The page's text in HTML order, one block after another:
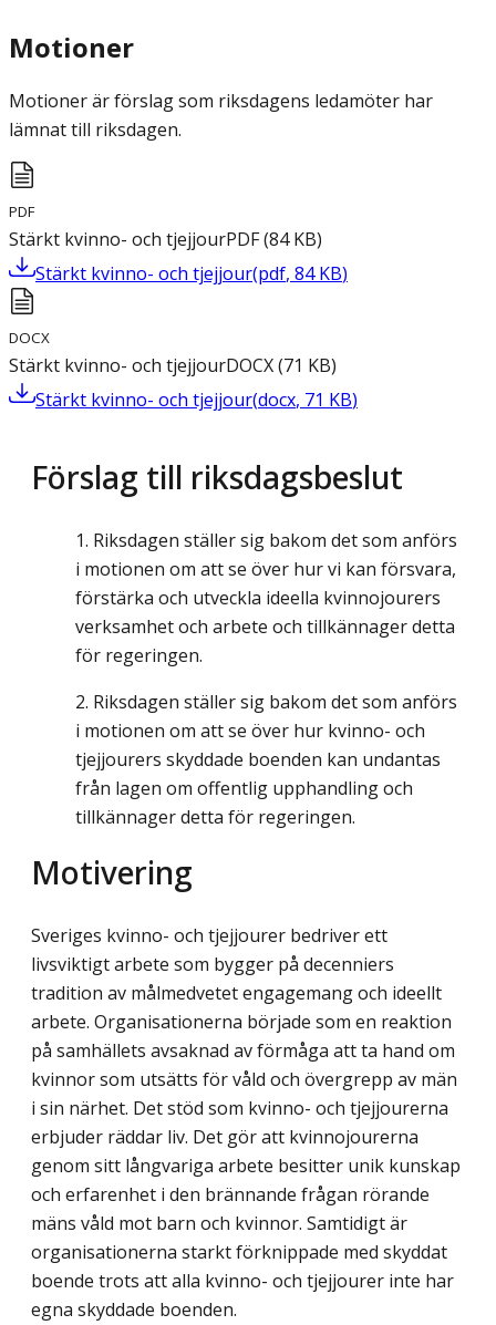
Motioner
Motioner är förslag som riksdagens ledamöter har
lämnat till riksdagen.
PDF
Stärkt kvinno- och tjejjourPDF(84 KB)
Stärkt kvinno- och tjejjour(pdf, 84 KB)
DOCX
Stärkt kvinno- och tjejjourDOCX(71 KB)
Stärkt kvinno- och tjejjour(docx, 71 KB)
Förslag till riksdagsbeslut
Riksdagen ställer sig bakom det som anförs
i motionen om att se över hur vi kan försvara,
förstärka och utveckla ideella kvinnojourers
verksamhet och arbete och tillkännager detta
för regeringen.
Riksdagen ställer sig bakom det som anförs
i motionen om att se över hur kvinno- och
tjejjourers skyddade boenden kan undantas
från lagen om offentlig upphandling och
tillkännager detta för regeringen.
Motivering
Sveriges kvinno- och tjejjourer bedriver ett
livsviktigt arbete som bygger på decenniers
tradition av målmedvetet engagemang och ideellt
arbete. Organisationerna började som en reaktion
på samhällets avsaknad av förmåga att ta hand om
kvinnor som utsätts för våld och övergrepp av män
i sin närhet. Det stöd som kvinno- och tjejjourerna
erbjuder räddar liv. Det gör att kvinnojourerna
genom sitt långvariga arbete besitter unik kunskap
och erfarenhet i den brännande frågan rörande
mäns våld mot barn och kvinnor. Sam­tidigt är
organisationerna starkt förknippade med skyddat
boende trots att alla kvinno- och tjejjourer inte har
egna skyddade boenden.